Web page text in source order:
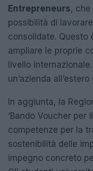
Entrepreneurs, che
possibilità di
consolidate. Questo
ampliare le proprie
livello
un’azienda
In aggiunta, la
‘Bando Voucher
competenze per la
sostenibilità delle
impegno concreto